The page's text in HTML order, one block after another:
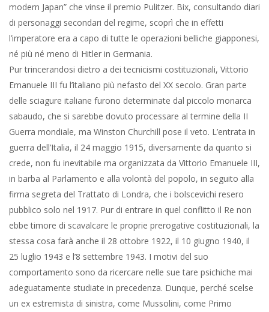
modern Japan” che vinse il premio Pulitzer. Bix, consultando diari
di personaggi secondari del regime, scoprì che in effetti
l’imperatore era a capo di tutte le operazioni belliche giapponesi,
né più né meno di Hitler in Germania.
Pur trincerandosi dietro a dei tecnicismi costituzionali, Vittorio
Emanuele III fu l’italiano più nefasto del XX secolo. Gran parte
delle sciagure italiane furono determinate dal piccolo monarca
sabaudo, che si sarebbe dovuto processare al termine della II
Guerra mondiale, ma Winston Churchill pose il veto. L’entrata in
guerra dell’Italia, il 24 maggio 1915, diversamente da quanto si
crede, non fu inevitabile ma organizzata da Vittorio Emanuele III,
in barba al Parlamento e alla volontà del popolo, in seguito alla
firma segreta del Trattato di Londra, che i bolscevichi resero
pubblico solo nel 1917. Pur di entrare in quel conflitto il Re non
ebbe timore di scavalcare le proprie prerogative costituzionali, la
stessa cosa farà anche il 28 ottobre 1922, il 10 giugno 1940, il
25 luglio 1943 e l’8 settembre 1943. I motivi del suo
comportamento sono da ricercare nelle sue tare psichiche mai
adeguatamente studiate in precedenza. Dunque, perché scelse
un ex estremista di sinistra, come Mussolini, come Primo